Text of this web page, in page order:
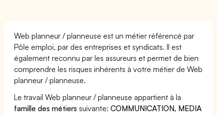
Web planneur / planneuse est un métier référencé par
Pôle emploi, par des entreprises et syndicats. Il est
également reconnu par les assureurs et permet de bien
comprendre les risques inhérents à votre métier de Web
planneur / planneuse.
Le travail Web planneur / planneuse appartient à la
famille des métiers suivante:COMMUNICATION, MEDIA